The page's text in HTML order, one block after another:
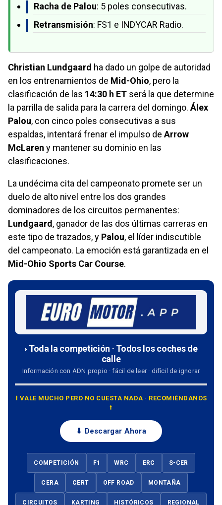
Racha de Palou: 5 poles consecutivas.
Retransmisión: FS1 e INDYCAR Radio.
Christian Lundgaard ha dado un golpe de autoridad
en los entrenamientos de Mid-Ohio, pero la
clasificación de las 14:30 h ET será la que determine
la parrilla de salida para la carrera del domingo. Álex
Palou, con cinco poles consecutivas a sus
espaldas, intentará frenar el impulso de Arrow
McLaren y mantener su dominio en las
clasificaciones.
La undécima cita del campeonato promete ser un
duelo de alto nivel entre los dos grandes
dominadores de los circuitos permanentes:
Lundgaard , ganador de las dos últimas carreras en
este tipo de trazados, y Palou, el líder indiscutible
del campeonato. La emoción está garantizada en el
Mid-Ohio Sports Car Course.
› Toda la competición · Todos los coches de
calle
Información con ADN propio · fácil de leer · difícil de ignorar
⭡ VALE MUCHO PERO NO CUESTA NADA · RECOMIÉNDANOS
⭡
⬇ Descargar Ahora
COMPETICIÓN F1 WRC ERC S-CER
CERA CERT OFF ROAD MONTAÑA
CIRCUITOS KARTING HISTÓRICOS REGIONAL